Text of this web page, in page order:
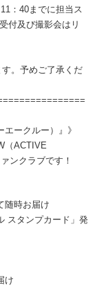
：40までに担当ス
付及び撮影会はリ
。予めご了承くだ
ークルー）』》
（ACTIVE
ンクラブです！
随時お届け
スタンプカード」発
け